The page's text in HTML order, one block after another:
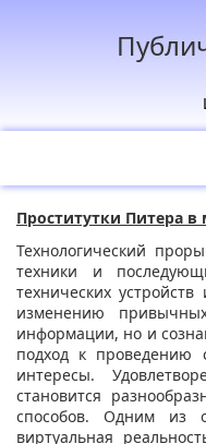
Проститутки Питера
Технологический
техники и
технических
изменению
информации, но и
подход к проведению
интересы.
становится
способов. Одним из
виртуальная